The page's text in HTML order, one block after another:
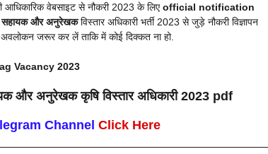
आधिकारिक वेबसाइट सेनौकरी 2023 के लिएofficial notification
सहायक और अनुरेखकविस्तार अधिकारी भर्ती 2023 से जुड़े नौकरी विज्ञापन
अवलोकन जरूर कर लें ताकि में कोई दिक्कत ना हो.
Vacancy 2023
और अनुरेखक कृषि विस्तार अधिकारी 2023 pdf
Channel Click Here